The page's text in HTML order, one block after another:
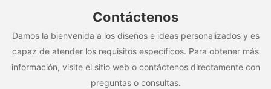
Contáctenos
Damos la bienvenida a los diseños e ideas personalizados y es
capaz de atender los requisitos específicos. Para obtener más
información, visite el sitio web o contáctenos directamente con
preguntas o consultas.